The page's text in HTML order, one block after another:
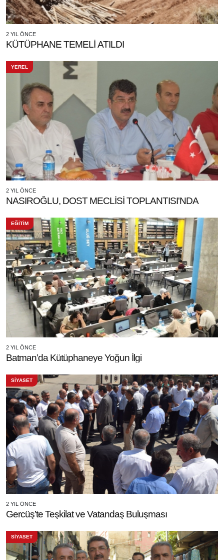
2 YIL ÖNCE
KÜTÜPHANE TEMELİ ATILDI
YEREL
2 YIL ÖNCE
NASIROĞLU, DOST MECLİSİ TOPLANTISI'NDA
EĞİTİM
2 YIL ÖNCE
Batman’da Kütüphaneye Yoğun İlgi
SİYASET
2 YIL ÖNCE
Gercüş’te Teşkilat ve Vatandaş Buluşması
SİYASET